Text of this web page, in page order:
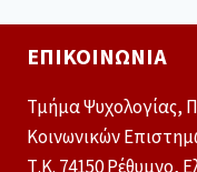
ΕΠΙΚΟΙΝΩΝΊΑ
Τμήμα Ψυχολογίας,
Κοινωνικών